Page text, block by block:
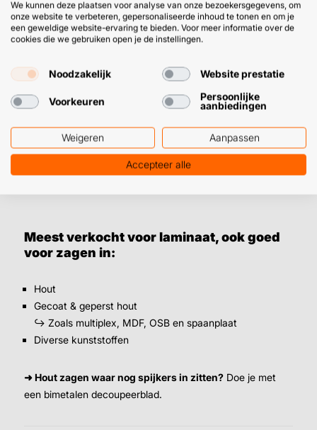
We zeiden het al: het zit ‘m in de negatieve vertanding.
Doordat de zaagtandjes naar beneden wijzen tijdens het
naar beneden. Op die manier blijft de bovenkant mooi en
schoon. Precies het gedeelte dat je (wellicht) nog ziet,
wanneer je laminaat of fineer er ligt. Daarnaast is de kans
op ’terugschoppen’ van de zaagjes kleiner. Je werkt
minder snel met deze zaagjes dan met de positief
vertande variant, maar het resultaat mag er sowieso
Meest verkocht voor laminaat, ook goed
voor zagen in:
Hout
Gecoat & geperst hout
↪ Zoals multiplex, MDF, OSB en spaanplaat
Diverse kunststoffen
➜ Hout zagen waar nog spijkers in zitten? Doe je met
een bimetalen decoupeerblad.
We kunnen deze plaatsen voor analyse van onze bezoekersgegevens, om
onze website te verbeteren, gepersonaliseerde inhoud te tonen en om je
een geweldige website-ervaring te bieden. Voor meer informatie over de
cookies die we gebruiken open je de instellingen.
Noodzakelijk Website prestatie
Voorkeuren
Persoonlijke
aanbiedingen
Weigeren Aanpassen
Accepteer alle